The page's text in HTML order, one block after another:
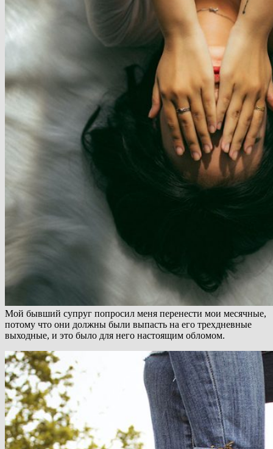
Мой бывший супруг попросил меня перенести мои месячные,
потому что они должны были выпасть на его трехдневные
выходные, и это было для него настоящим обломом.